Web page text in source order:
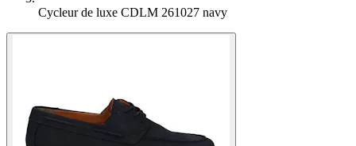
Cycleur de luxe CDLM 261027 navy